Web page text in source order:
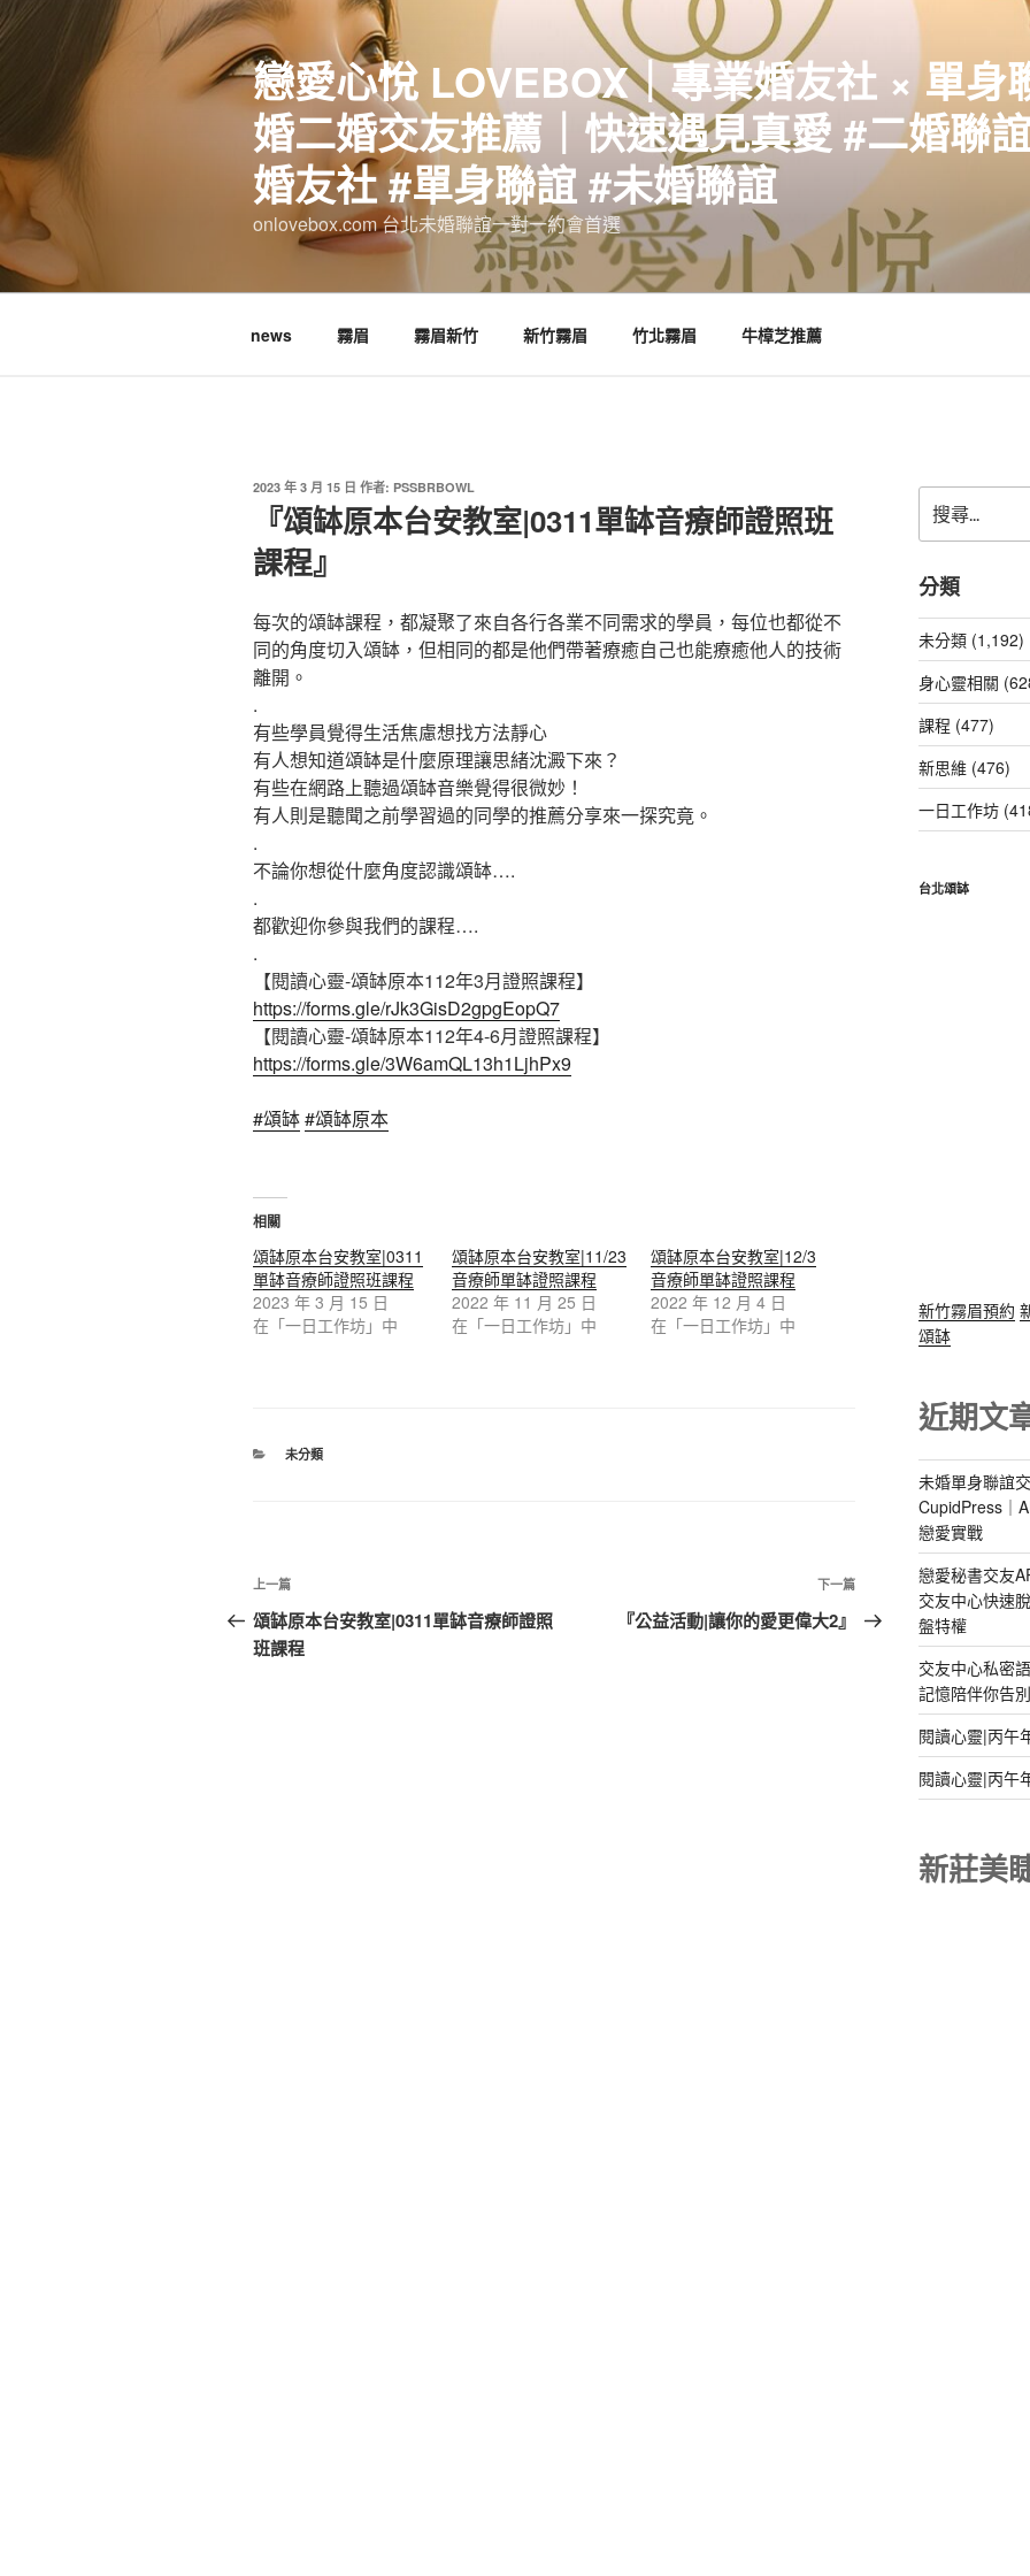
跳
至
容
戀愛心悅 LOVEBOX｜專業婚友社 × 單身
婚二婚交友推薦｜快速遇見真愛 #二婚聯
婚友社 #單身聯誼 #未婚聯誼
onlovebox.com 台北未婚聯誼一對一約會首選
news 霧眉 霧眉新竹 新竹霧眉 竹北霧眉 牛樟芝推薦
發
2023 年 3 月 15 日 作者: PSSBRBOWL
『頌缽原本台安教室|0311單缽音療師證照班
課程』
每次的頌缽課程，都凝聚了來自各行各業不同需求的學員，每位也都從不
同的角度切入頌缽，但相同的都是他們帶著療癒自己也能療癒他人的技術
離開。
.
有些學員覺得生活焦慮想找方法靜心
有人想知道頌缽是什麼原理讓思緒沈澱下來？
有些在網路上聽過頌缽音樂覺得很微妙！
有人則是聽聞之前學習過的同學的推薦分享來一探究竟。
.
不論你想從什麼角度認識頌缽….
.
都歡迎你參與我們的課程….
.
【閱讀心靈-頌缽原本112年3月證照課程】
https://forms.gle/rJk3GisD2gpgEopQ7
【閱讀心靈-頌缽原本112年4-6月證照課程】
https://forms.gle/3W6amQL13h1LjhPx9
#頌缽#頌缽原本
相關
頌缽原本台安教室|0311
單缽音療師證照班課程
2023 年 3 月 15 日
在「一日工作坊」中
頌缽原本台安教室|11/23
音療師單缽證照課程
2022 年 11 月 25 日
在「一日工作坊」中
頌缽原本台安教室|12/3
音療師單缽證照課程
2022 年 12 月 4 日
在「一日工作坊」中
分
未分類
文
章
導
上
一
篇
上一篇
頌缽原本台安教室|0311單缽音療師證照
班課程
下
一
下一篇
『公益活動|讓你的愛更偉大2』
尋
關
鍵
字:
分類
未分類 (1,192)
身心靈相關
課程 (477)
新思維 (476)
一日工作坊
台北頌缽
新竹霧眉預約
頌缽
近期文
未婚單身聯誼
CupidPress｜
戀愛實戰
戀愛秘書交友
交友中心快速
盤特權
交友中心私密
記憶陪伴你告
閱讀心靈|丙午
閱讀心靈|丙午
新莊美